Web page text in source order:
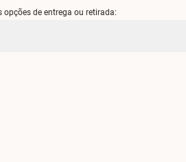
opções de entrega ou retirada: